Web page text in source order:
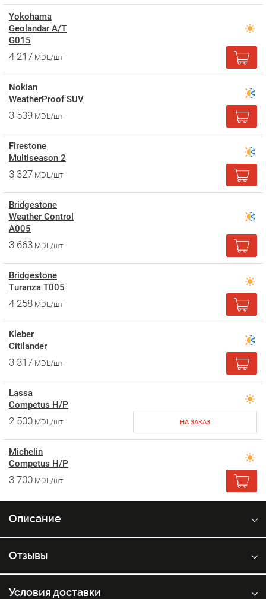
Yokohama
Geolandar A/T
G015
4 217 MDL/шт
Nokian
WeatherProof SUV
3 539 MDL/шт
Firestone
Multiseason 2
3 327 MDL/шт
Bridgestone
Weather Control
A005
3 663 MDL/шт
Bridgestone
Turanza T005
4 258 MDL/шт
Kleber
Citilander
3 317 MDL/шт
Lassa
Competus H/P
2 500 MDL/шт НА ЗАКАЗ
Michelin
Competus H/P
3 700 MDL/шт
Описание
Отзывы
Условия доставки